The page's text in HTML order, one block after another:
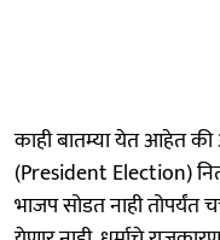
काही बातम्या येत आहेत की
(President Election)
भाजप सोडत नाही तोपर्यंत